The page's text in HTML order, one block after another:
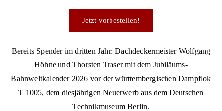
Jetzt vorbestellen!
Bereits Spender im dritten Jahr: Dachdeckermeister Wolfgang
Höhne und Thorsten Traser mit dem Jubiläums-
Bahnweltkalender 2026 vor der württembergischen Dampflok
T 1005, dem diesjährigen Neuerwerb aus dem Deutschen
Technikmuseum Berlin.